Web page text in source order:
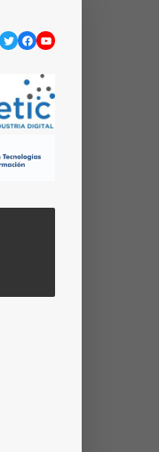
Twitter
Facebook
YouTube